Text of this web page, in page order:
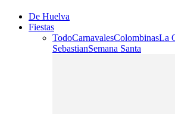
De Huelva
Fiestas
TodoCarnavalesColombinasLa
SebastianSemana Santa